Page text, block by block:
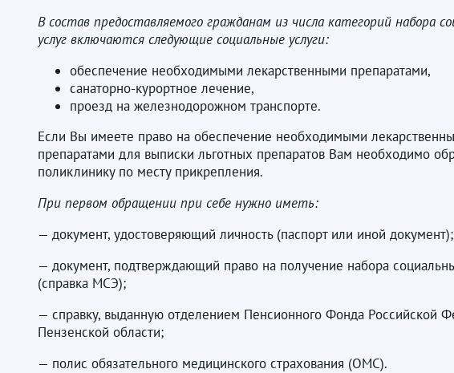
В состав предоставляемого гражданам из числа категорий набора
услуг включаются следующие социальные услуги:
обеспечение необходимыми лекарственными препаратами,
санаторно-курортное лечение,
проезд на железнодорожном транспорте.
Если Вы имеете право на обеспечение необходимыми
препаратами для выписки льготных препаратов Вам необходимо
поликлинику по месту прикрепления.
При первом обращении при себе нужно иметь:
— документ, удостоверяющий личность (паспорт или иной документ);
— документ, подтверждающий право на получение набора
(справка МСЭ);
— справку, выданную отделением Пенсионного Фонда Российской
Пензенской области;
— полис обязательного медицинского страхования (ОМС).